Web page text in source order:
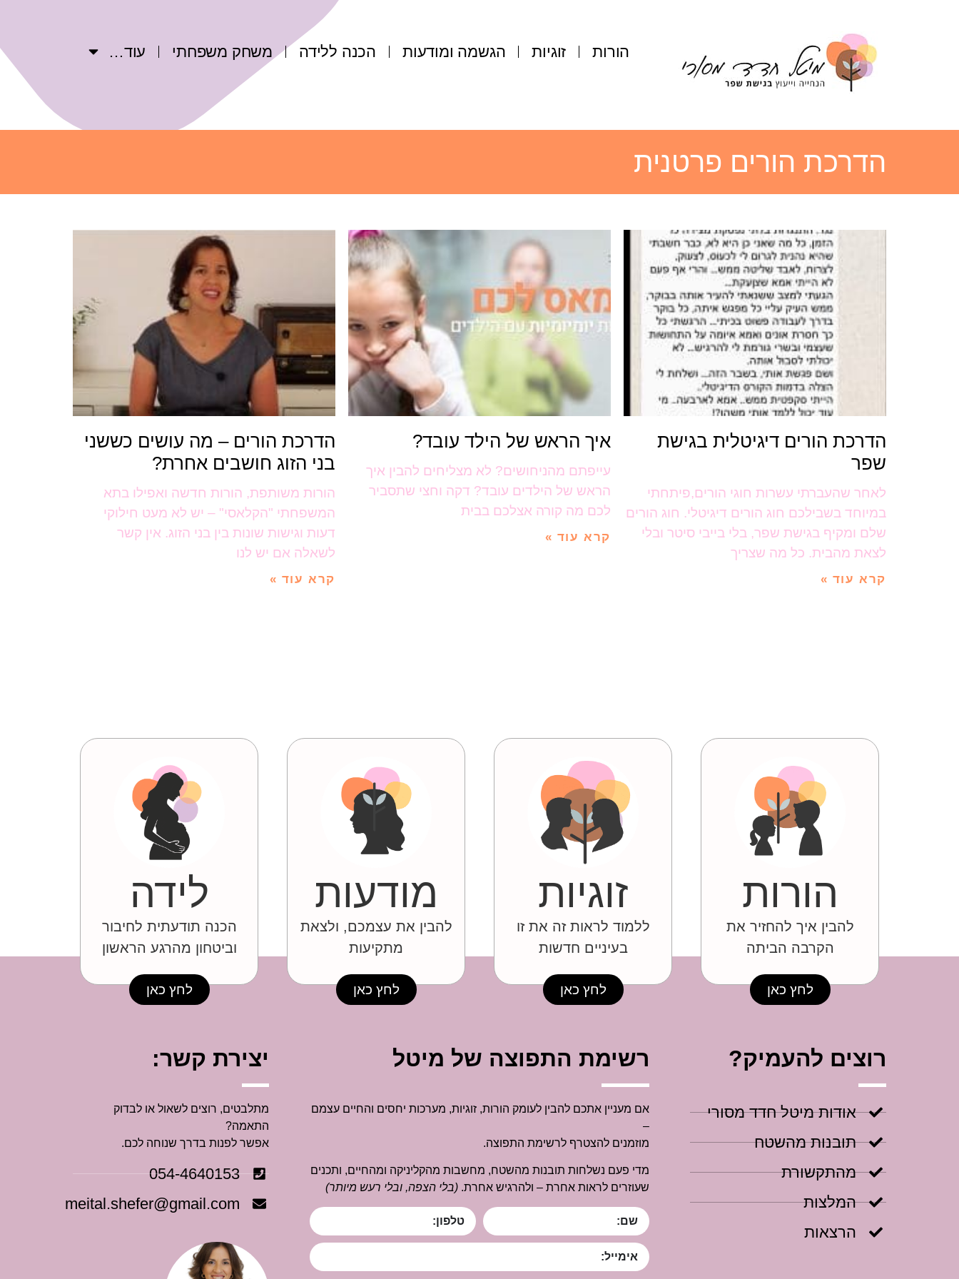
הורות זוגיות הגשמה ומודעות הכנה ללידה משחק משפחתי עוד…
הדרכת הורים פרטנית
הדרכת הורים דיגיטלית בגישת
שפר
לאחר שהעברתי עשרות חוגי הורים,פיתחתי
במיוחד בשבילכם חוג הורים דיגיטלי. חוג הורים
שלם ומקיף בגישת שפר, בלי בייבי סיטר ובלי
לצאת מהבית. כל מה שצריך
קרא עוד »
איך הראש של הילד עובד?
עייפתם מהניחושים? לא מצליחים להבין איך
הראש של הילדים עובד? דקה וחצי שתסביר
לכם מה קורה אצלכם בבית
קרא עוד »
הדרכת הורים – מה עושים כששני
בני הזוג חושבים אחרת?
הורות משותפת, הורות חדשה ואפילו בתא
המשפחתי "הקלאסי" – יש לא מעט חילוקי
דעות וגישות שונות בין בני הזוג. אין קשר
לשאלה אם יש לנו
קרא עוד »
הורות
להבין איך להחזיר את
הקרבה הביתה
לחץ כאן
זוגיות
ללמוד לראות זה את זו
בעיניים חדשות
לחץ כאן
מודעות
להבין את עצמכם, ולצאת
מתקיעות
לחץ כאן
לידה
הכנה תודעתית לחיבור
וביטחון מהרגע הראשון
לחץ כאן
רוצים להעמיק?
אודות מיטל חדד מסורי
תובנות מהשטח
מהתקשורת
המלצות
הרצאות
רשימת התפוצה של מיטל
אם מעניין אתכם להבין לעומק הורות, זוגיות, מערכות יחסים והחיים עצמם
–
מוזמנים להצטרף לרשימת התפוצה.
מדי פעם נשלחות תובנות מהשטח, מחשבות מהקליניקה ומהחיים, ותכנים
שעוזרים לראות אחרת – ולהרגיש אחרת.(בלי הצפה, ובלי רעש מיותר)
יצירת קשר:
מתלבטים, רוצים לשאול או לבדוק
התאמה?
אפשר לפנות בדרך שנוחה לכם.
054-4640153
meital.shefer@gmail.com